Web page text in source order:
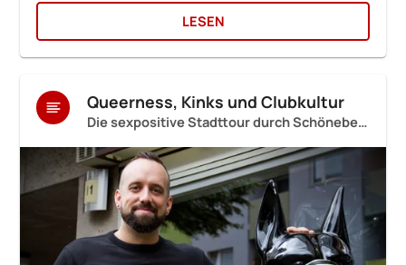
LESEN
Queerness, Kinks und Clubkultur
Die sexpositive Stadttour durch Schöneberg zu Folsom